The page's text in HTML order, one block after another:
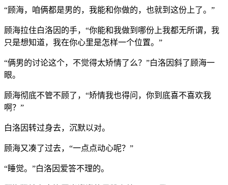
“顾海，咱俩都是男的，我能和你做的，也就到这份上了。”
顾海拉住白洛因的手，“你能和我做到哪份上我都无所谓，我
只是想知道，我在你心里是怎样一个位置。”
“俩男的讨论这个，不觉得太矫情了么？”白洛因斜了顾海一
眼。
顾海彻底不管不顾了，“矫情我也得问，你到底喜不喜欢我
啊？”
白洛因转过身去，沉默以对。
顾海又凑了过去，“一点点动心呢？”
“睡觉。”白洛因爱答不理的。